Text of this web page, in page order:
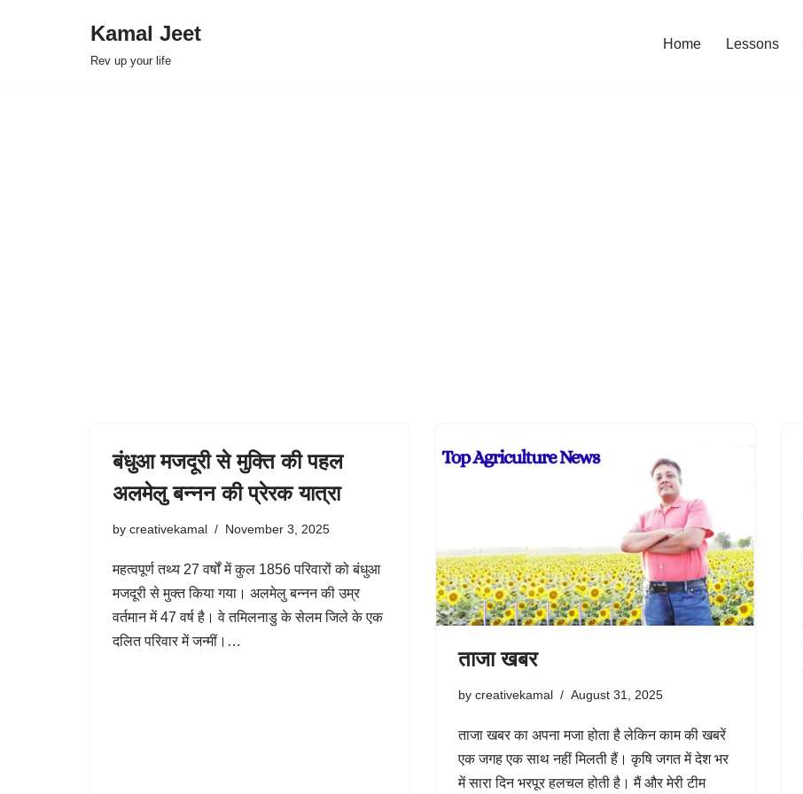
Kamal Jeet
Rev up your life
Home Lessons
बंधुआ मजदूरी से मुक्ति की पहल
अलमेलु बन्नन की प्रेरक यात्रा
by creativekamal November 3, 2025
महत्वपूर्ण तथ्य 27 वर्षों में कुल 1856 परिवारों को बंधुआ
मजदूरी से मुक्त किया गया। अलमेलु बन्नन की उम्र
वर्तमान में 47 वर्ष है। वे तमिलनाडु के सेलम जिले के एक
दलित परिवार में जन्मीं।…
ताजा खबर
by creativekamal August 31, 2025
ताजा खबर का अपना मजा होता है लेकिन काम की खबरें
एक जगह एक साथ नहीं मिलती हैं। कृषि जगत में देश भर
में सारा दिन भरपूर हलचल होती है। मैं और मेरी टीम